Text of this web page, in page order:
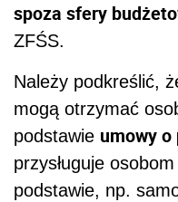
spoza sfery
ZFŚS.
Należy podkreślić,
mogą otrzymać
podstawie umowy o
przysługuje
podstawie, np.